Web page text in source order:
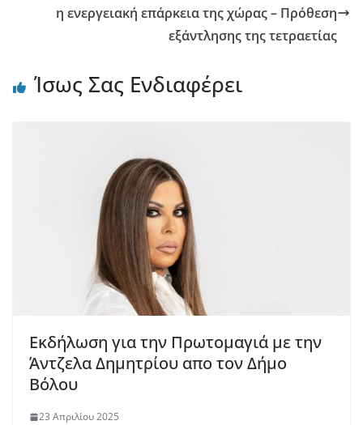
η ενεργειακή επάρκεια της χώρας – Πρόθεση
εξάντλησης της τετραετίας
Ίσως Σας Ενδιαφέρει
Εκδήλωση για την Πρωτομαγιά με την
Άντζελα Δημητρίου απο τον Δήμο
Βόλου
23 Απριλίου 2025